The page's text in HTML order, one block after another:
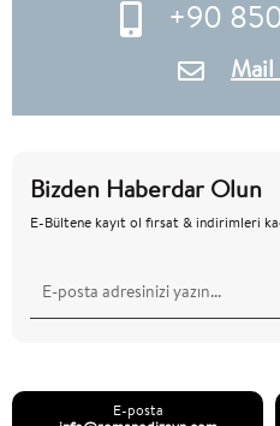
+90
Mail
Bizden Haberdar Olun
E-Bültene kayıt ol fırsat & indirimleri
E-posta